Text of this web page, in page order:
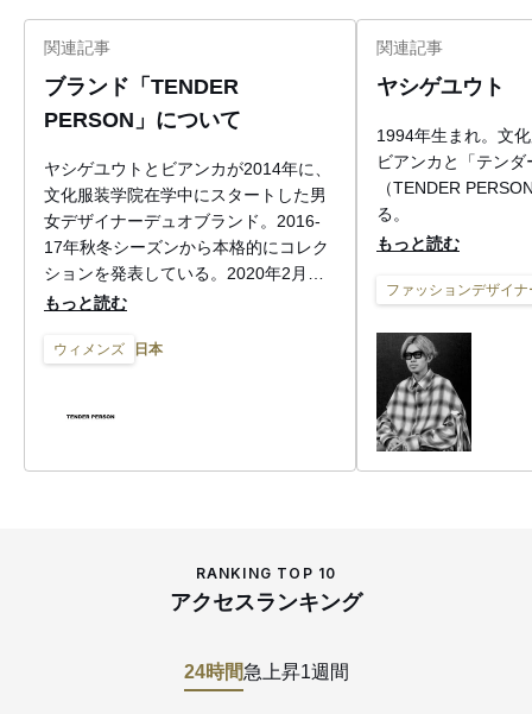
関連記事
ブランド「TENDER
PERSON」について
ヤシゲユウトとビアンカが2014年に、
文化服装学院在学中にスタートした男
女デザイナーデュオブランド。2016-
17年秋冬シーズンから本格的にコレク
ションを発表している。2020年2月に
初の直営店をオープン。
もっと読む
ウィメンズ 日本
関連記事
ヤシゲユウト
1994年生まれ。文
ビアンカと「テンダ
（TENDER
る。
もっと読む
ファッションデザイナ
RANKING TOP 10
アクセスランキング
24時間急上昇1週間